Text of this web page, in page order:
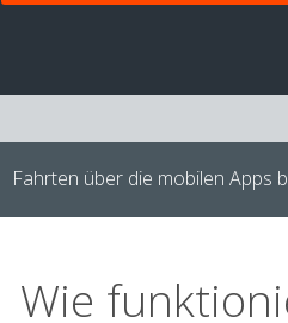
Fahrten über die mobilen Apps
Wie